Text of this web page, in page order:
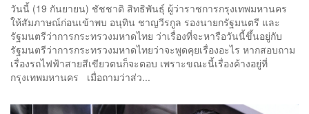
วันนี้ (19 กันยายน) ชัชชาติ สิทธิพันธุ์ ผู้ว่าราชการกรุงเทพมหานคร
ให้สัมภาษณ์ก่อนเข้าพบ อนุทิน ชาญวีรกูล รองนายกรัฐมนตรี และ
รัฐมนตรีว่าการกระทรวงมหาดไทย ว่าเรื่องที่จะหารือวันนี้ขึ้นอยู่กับ
รัฐมนตรีว่าการกระทรวงมหาดไทยว่าจะพูดคุยเรื่องอะไร หากสอบถาม
เรื่องรถไฟฟ้าสายสีเขียวตนก็จะตอบ เพราะขณะนี้เรื่องค้างอยู่ที่
กรุงเทพมหานคร เมื่อถามว่าส่ว...